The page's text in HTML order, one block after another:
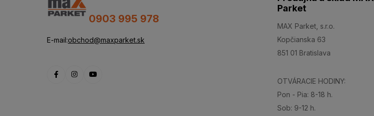
0903 995 978
E-mail:obchod@maxparket.sk
Parket
MAX Parket, s.r.o.
Kopčianska 63
851 01 Bratislava
OTVÁRACIE HODINY:
Pon - Pia: 8-18 h.
Sob: 9-12 h.